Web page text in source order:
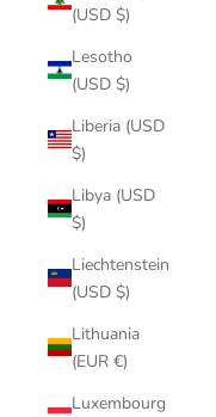
(USD $)
Lesotho
(USD $)
Liberia (USD
$)
Libya (USD
$)
Liechtenstein
(USD $)
Lithuania
(EUR €)
Luxembourg